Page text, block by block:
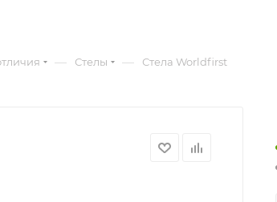
— Стелы — Стела Worldfirst